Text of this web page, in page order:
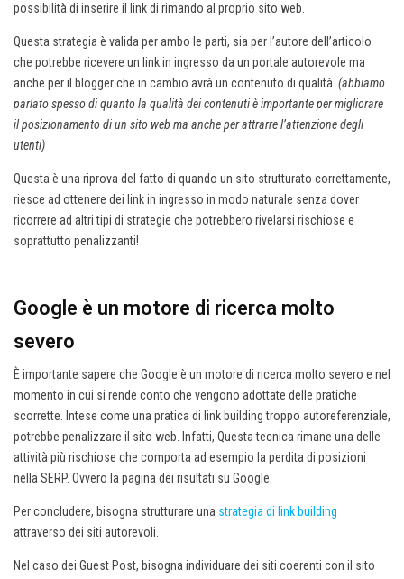
possibilità di inserire il link di rimando al proprio sito web.
Questa strategia è valida per ambo le parti, sia per l’autore dell’articolo
che potrebbe ricevere un link in ingresso da un portale autorevole ma
anche per il blogger che in cambio avrà un contenuto di qualità. (abbiamo
parlato spesso di quanto la qualità dei contenuti è importante per migliorare
il posizionamento di un sito web ma anche per attrarre l’attenzione degli
utenti)
Questa è una riprova del fatto di quando un sito strutturato correttamente,
riesce ad ottenere dei link in ingresso in modo naturale senza dover
ricorrere ad altri tipi di strategie che potrebbero rivelarsi rischiose e
soprattutto penalizzanti!
Google è un motore di ricerca molto
severo
È importante sapere che Google è un motore di ricerca molto severo e nel
momento in cui si rende conto che vengono adottate delle pratiche
scorrette. Intese come una pratica di link building troppo autoreferenziale,
potrebbe penalizzare il sito web. Infatti, Questa tecnica rimane una delle
attività più rischiose che comporta ad esempio la perdita di posizioni
nella SERP. Ovvero la pagina dei risultati su Google.
Per concludere, bisogna strutturare una strategia di link building
attraverso dei siti autorevoli.
Nel caso dei Guest Post, bisogna individuare dei siti coerenti con il sito